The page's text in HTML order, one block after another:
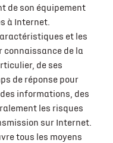
de son équipement
à Internet.
et les
de la
de ses
de réponse pour
informations, des
les risques
sur Internet.
tous les moyens